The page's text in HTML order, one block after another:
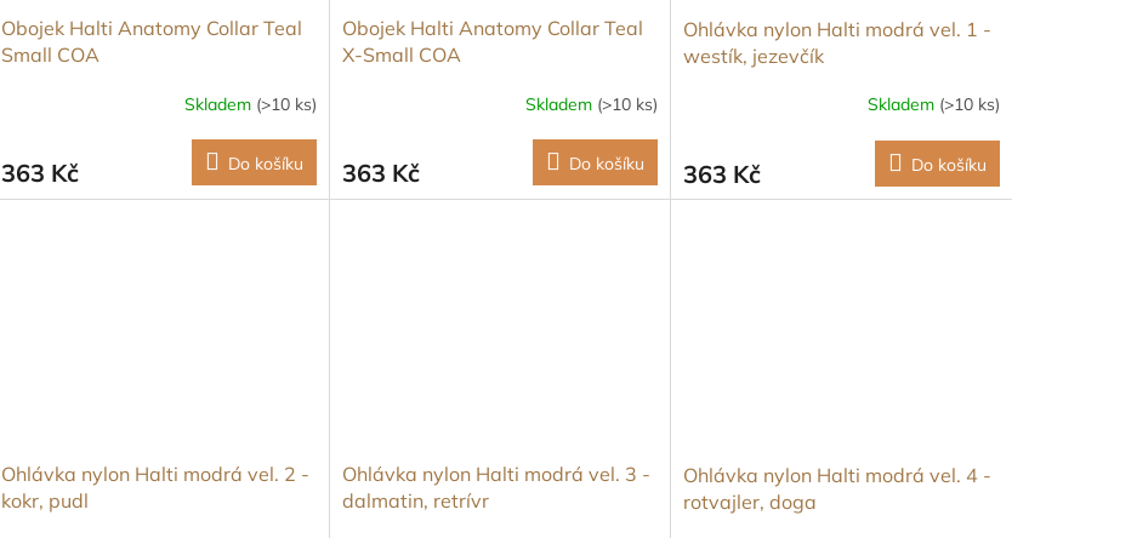
Obojek Halti Anatomy Collar Teal
Small COA
Skladem (>10 ks)
363 Kč Do košíku
Obojek Halti Anatomy Collar Teal
X-Small COA
Skladem (>10 ks)
363 Kč Do košíku
Ohlávka nylon Halti modrá vel. 1 -
westík, jezevčík
Skladem (>10 ks)
363 Kč Do košíku
Ohlávka nylon Halti modrá vel. 2 -
kokr, pudl
Ohlávka nylon Halti modrá vel. 3 -
dalmatin, retrívr
Ohlávka nylon Halti modrá vel. 4 -
rotvajler, doga